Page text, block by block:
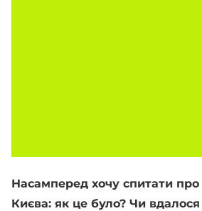
Насамперед хочу спитати про
Києва: як це було? Чи вдалося